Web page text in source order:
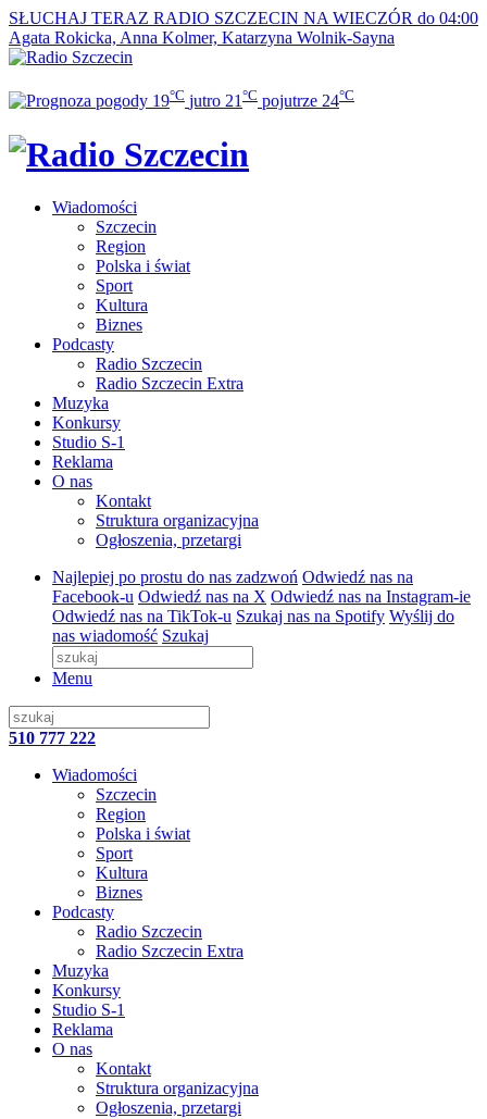
SŁUCHAJ TERAZ RADIO SZCZECIN NA WIECZÓR do 04:00
Agata Rokicka, Anna Kolmer, Katarzyna Wolnik-Sayna
19°C jutro 21 °C pojutrze 24°C
Wiadomości
Szczecin
Region
Polska i świat
Sport
Kultura
Biznes
Podcasty
Radio Szczecin
Radio Szczecin Extra
Muzyka
Konkursy
Studio S-1
Reklama
O nas
Kontakt
Struktura organizacyjna
Ogłoszenia, przetargi
Najlepiej po prostu do nas zadzwoń Odwiedź nas na
Facebook-u Odwiedź nas na X Odwiedź nas na Instagram-ie
Odwiedź nas na TikTok-u Szukaj nas na Spotify Wyślij do
nas wiadomość Szukaj
Menu
510 777 222
Wiadomości
Szczecin
Region
Polska i świat
Sport
Kultura
Biznes
Podcasty
Radio Szczecin
Radio Szczecin Extra
Muzyka
Konkursy
Studio S-1
Reklama
O nas
Kontakt
Struktura organizacyjna
Ogłoszenia, przetargi